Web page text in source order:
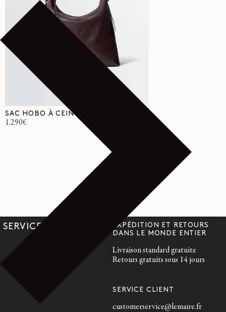
SAC HOBO À CEINTURE
Prix
1.290€
SERVICES
EXPÉDITION ET RETOURS
DANS LE MONDE ENTIER
Livraison standard gratuite
Retours gratuits sous 14 jours
SERVICE CLIENT
customerservice@lemaire.fr